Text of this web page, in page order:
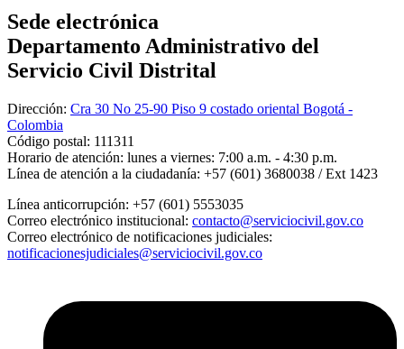
Sede electrónica
Departamento Administrativo del
Servicio Civil Distrital
Dirección: Cra 30 No 25-90 Piso 9 costado oriental Bogotá -
Colombia
Código postal: 111311
Horario de atención: lunes a viernes: 7:00 a.m. - 4:30 p.m.
Línea de atención a la ciudadanía: +57 (601) 3680038 / Ext 1423
Línea anticorrupción: +57 (601) 5553035
Correo electrónico institucional: contacto@serviciocivil.gov.co
Correo electrónico de notificaciones judiciales:
notificacionesjudiciales@serviciocivil.gov.co